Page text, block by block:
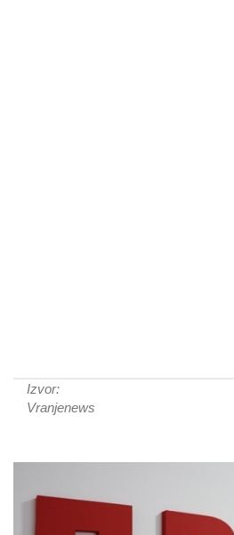
Izvor:
Vranjenews